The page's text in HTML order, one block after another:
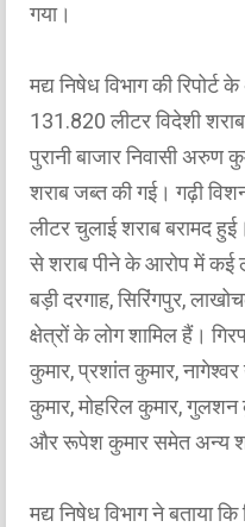
गया।
मद्य निषेध विभाग की
131.820 लीटर विदेशी
पुरानी बाजार निवासी
शराब जब्त की गई। गढ़ी
लीटर चुलाई शराब बरामद
से शराब पीने के आरोप में कई
बड़ी दरगाह, सिरिंगपुर,
क्षेत्रों के लोग शामिल हैं।
कुमार, प्रशांत कुमार,
कुमार, मोहरिल कुमार,
और रूपेश कुमार समेत अन्य
मद्य निषेध विभाग ने बताया